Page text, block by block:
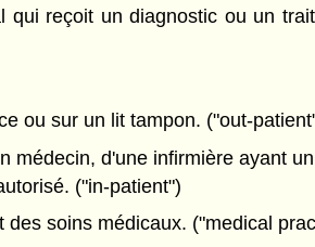
reçoit un diagnostic ou un
ou sur un lit tampon. ("out-
d'une infirmière ayant
("in-patient")
soins médicaux. ("medical